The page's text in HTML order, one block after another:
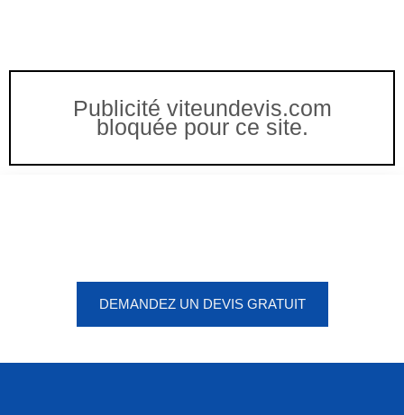
Publicité viteundevis.com
bloquée pour ce site.
DEMANDEZ UN DEVIS GRATUIT